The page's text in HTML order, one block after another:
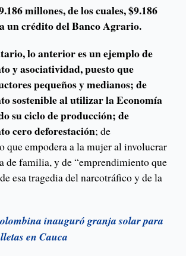
millones, de los cuales, $9.186
un crédito del Banco Agrario.
lo anterior es un ejemplo de
y asociatividad, puesto que
pequeños y medianos; de
sostenible al utilizar la Economía
su ciclo de producción; de
cero deforestación; de
que empodera a la mujer al involucrar
de familia, y de “emprendimiento que
esa tragedia del narcotráfico y de la
inauguró granja solar para
en Cauca